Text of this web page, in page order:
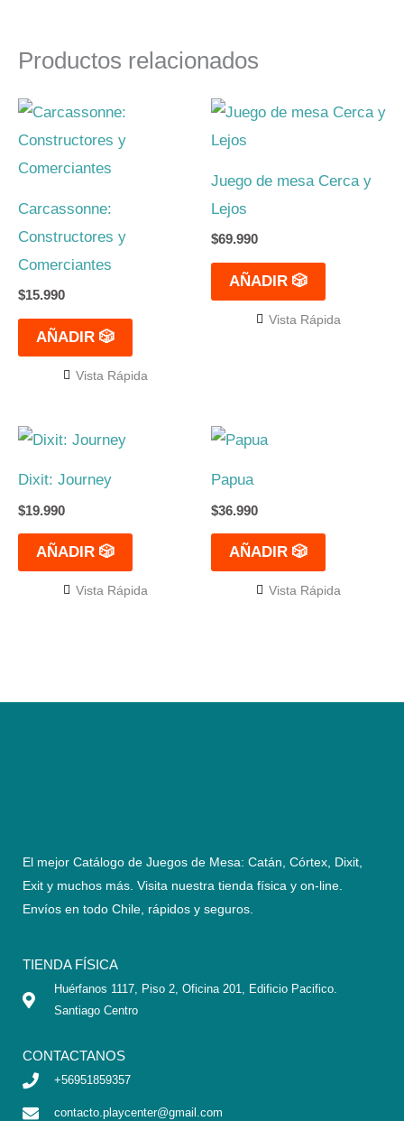
Productos relacionados
Carcassonne:
Constructores y
Comerciantes
$15.990
AÑADIR 🎲
Vista Rápida
Juego de mesa Cerca y
Lejos
$69.990
AÑADIR 🎲
Vista Rápida
Dixit: Journey
$19.990
AÑADIR 🎲
Vista Rápida
Papua
$36.990
AÑADIR 🎲
Vista Rápida
El mejor Catálogo de Juegos de Mesa: Catán, Córtex, Dixit,
Exit y muchos más. Visita nuestra tienda física y on-line.
Envíos en todo Chile, rápidos y seguros
TIENDA FÍSICA
Huérfanos 1117, Piso 2, Oficina 201, Edificio Pacifico.
Santiago Centro
CONTACTANOS
+56951859357
contacto.playcenter@gmail.com